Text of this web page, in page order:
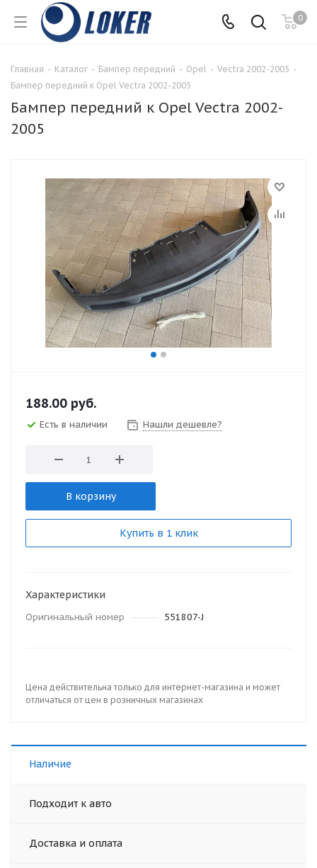
0
Главная - Каталог - Бампер передний - Opel - Vectra 2002-2005 -
Бампер передний к Opel Vectra 2002-2005
Бампер передний к Opel Vectra 2002-
2005
188.00 руб.
Есть в наличии Нашли дешевле?
В корзину
Купить в 1 клик
Характеристики
Оригинальный номер 551807-J
Цена действительна только для интернет-магазина и может
отличаться от цен в розничных магазинах
Наличие
Подходит к авто
Доставка и оплата